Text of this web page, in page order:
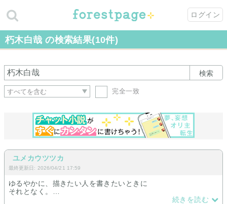
ログイン
朽木白哉 の検索結果(10件)
検索
完全一致
ユメカウツツカ
最終更新日: 2026/04/21 17:59
ゆるやかに、描きたい人を書きたいときに
それとなく。
続きを読む